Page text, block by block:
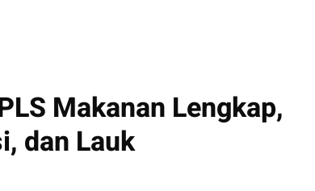
Makanan Lengkap,
dan Lauk